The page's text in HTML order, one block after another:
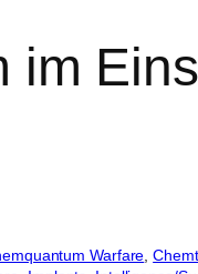
im
Warfare,